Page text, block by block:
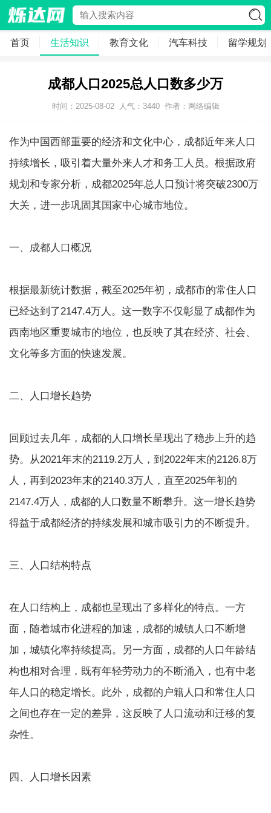
首页 生活知识 教育文化 汽车科技 留学规划
成都人口2025总人口数多少万
时间：2025-08-02 人气： 3440 作者：网络编辑
作为中国西部重要的经济和文化中心，成都近年来人口
持续增长，吸引着大量外来人才和务工人员。根据政府
规划和专家分析，成都2025年总人口预计将突破2300万
大关，进一步巩固其国家中心城市地位。
一、成都人口概况
根据最新统计数据，截至2025年初，成都市的常住人口
已经达到了2147.4万人。这一数字不仅彰显了成都作为
西南地区重要城市的地位，也反映了其在经济、社会、
文化等多方面的快速发展。
二、人口增长趋势
回顾过去几年，成都的人口增长呈现出了稳步上升的趋
势。从2021年末的2119.2万人，到2022年末的2126.8万
人，再到2023年末的2140.3万人，直至2025年初的
2147.4万人，成都的人口数量不断攀升。这一增长趋势
得益于成都经济的持续发展和城市吸引力的不断提升。
三、人口结构特点
在人口结构上，成都也呈现出了多样化的特点。一方
面，随着城市化进程的加速，成都的城镇人口不断增
加，城镇化率持续提高。另一方面，成都的人口年龄结
构也相对合理，既有年轻劳动力的不断涌入，也有中老
年人口的稳定增长。此外，成都的户籍人口和常住人口
之间也存在一定的差异，这反映了人口流动和迁移的复
杂性。
四、人口增长因素